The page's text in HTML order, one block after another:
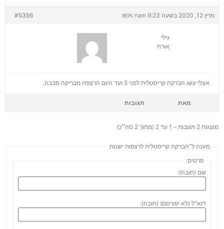
מרץ 12, 2020 בשעה 9:23 am #5356 REPLY
גילי
אורח
אצלי עשו הברקה קריסטלית לפני 5 ועד היום הרצפה מבריקה סבבה.
מאת תגובות
מוצגות 2 תגובות – 1 עד 2 (מתוך 2 סה״כ)
מענה ל־הברקה קריסטלית לרצפות ישנות
פרטים:
שם (חובה):
דוא"ל (לא יפורסם) (חובה):